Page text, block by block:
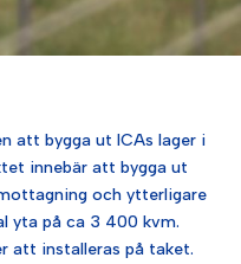
att bygga ut ICAs lager i
tet innebär att bygga ut
ottagning och ytterligare
yta på ca 3 400 kvm.
att installeras på taket.